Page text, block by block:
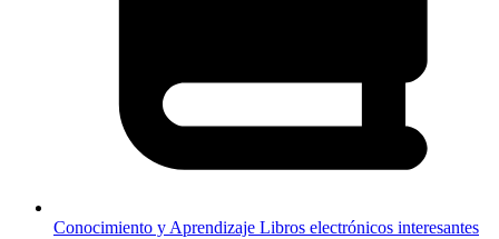
Conocimiento y Aprendizaje Libros electrónicos interesantes